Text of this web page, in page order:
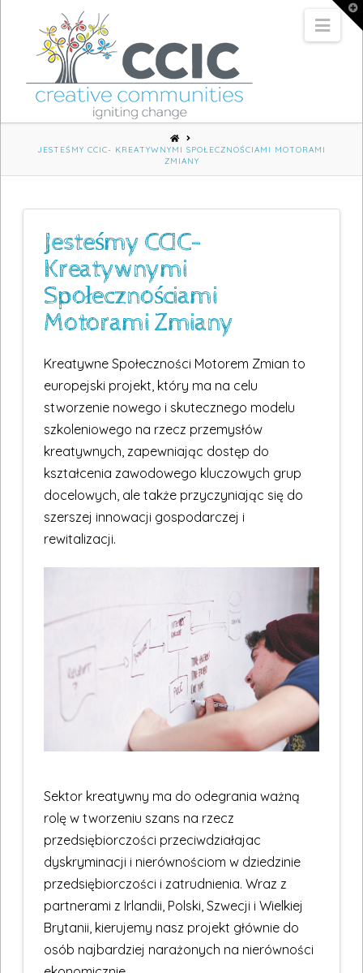
HOME
JESTEŚMY CCIC- KREATYWNYMI SPOŁECZNOŚCIAMI MOTORAMI
ZMIANY
Jesteśmy CCIC-
Kreatywnymi
Społecznościami
Motorami Zmiany
Kreatywne Społeczności Motorem Zmian to
europejski projekt, który ma na celu
stworzenie nowego i skutecznego modelu
szkoleniowego na rzecz przemysłów
kreatywnych, zapewniając dostęp do
kształcenia zawodowego kluczowych grup
docelowych, ale także przyczyniając się do
szerszej innowacji gospodarczej i
rewitalizacji.
Sektor kreatywny ma do odegrania ważną
rolę w tworzeniu szans na rzecz
przedsiębiorczości przeciwdziałajac
dyskryminacji i nierównościom w dziedzinie
przedsiębiorczości i zatrudnienia. Wraz z
partnerami z Irlandii, Polski, Szwecji i Wielkiej
Brytanii, kierujemy nasz projekt głównie do
osób najbardziej narażonych na nierówności